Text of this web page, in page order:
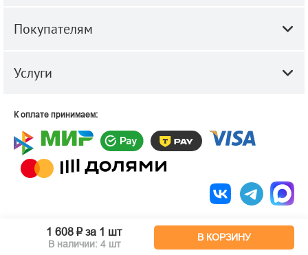
1 608 ₽за 1 шт
В наличии: 4 шт
В КОРЗИНУ
Покупателям
Услуги
К оплате принимаем:
Строительные и отделочные
материалы оптом и в розницу.